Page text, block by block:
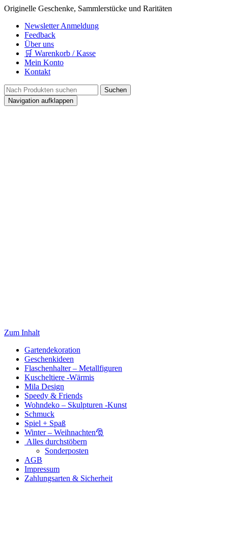
Originelle Geschenke, Sammlerstücke und Raritäten
Newsletter Anmeldung
Feedback
Über uns
🛒 Warenkorb / Kasse
Mein Konto
Kontakt
Navigation aufklappen
Zum Inhalt
Gartendekoration
Geschenkideen
Flaschenhalter – Metallfiguren
Kuscheltiere -Wärmis
Mila Design
Speedy & Friends
Wohndeko – Skulpturen -Kunst
Schmuck
Spiel + Spaß
Winter – Weihnachten🎅
Alles durchstöbern
Sonderposten
AGB
Impressum
Zahlungsarten & Sicherheit